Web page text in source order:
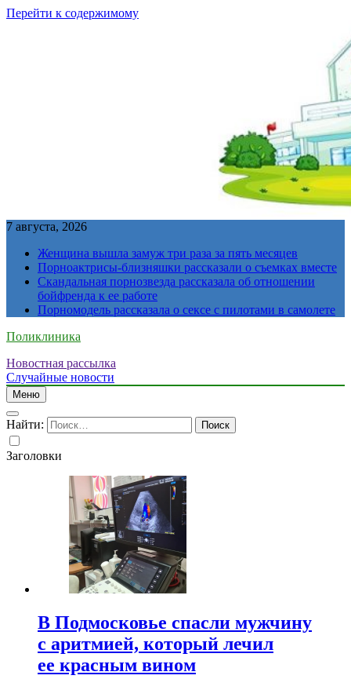
Перейти к содержимому
7 августа, 2026
Женщина вышла замуж три раза за пять месяцев
Порноактрисы-близняшки рассказали о съемках вместе
Скандальная порнозвезда рассказала об отношении
бойфренда к ее работе
Порномодель рассказала о сексе с пилотами в самолете
Поликлиника
Новостная рассылка
Случайные новости
Меню
Найти:
Заголовки
В Подмосковье спасли мужчину
с аритмией, который лечил
ее красным вином